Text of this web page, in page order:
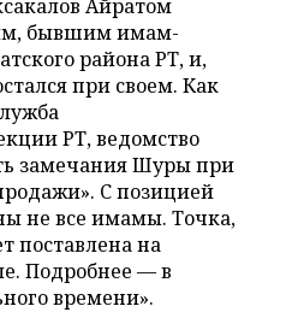
Айратом
бывшим имам-
района РТ, и,
при своем. Как
РТ, ведомство
замечания Шуры при
С позицией
не все имамы. Точка,
поставлена на
Подробнее — в
времени».